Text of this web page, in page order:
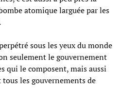
atomique larguée par les
sous les yeux du monde
seulement le gouvernement
qui le composent, mais aussi
les gouvernements de